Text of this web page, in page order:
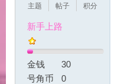
主题
帖子
积分
新手上路
金钱
30
号角币
0